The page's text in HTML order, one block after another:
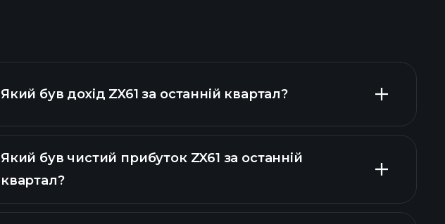
Який був дохід ZX61 за останній квартал?
звітах ZX61
Який був чистий прибуток ZX61 за останній
квартал?